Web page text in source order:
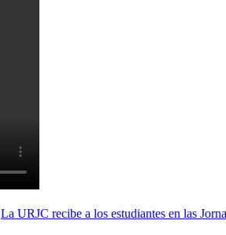
La URJC recibe a los estudiantes en las